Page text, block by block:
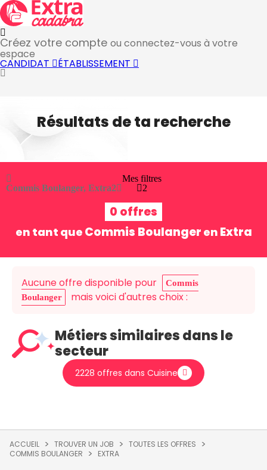
Créez votre compte ou connectez-vous à votre
espace
CANDIDAT ÉTABLISSEMENT
Résultats de ta recherche
Commis Boulanger, Extra2
Mes filtres
2
0 offres
en tant que Commis Boulanger en Extra
Aucune offre disponible pour
Commis
Boulanger
mais voici d'autres choix :
Métiers similaires dans le
secteur
2228 offres dans Cuisine
ACCUEIL TROUVER UN JOB
TOUTES LES OFFRES
COMMIS BOULANGER
EXTRA